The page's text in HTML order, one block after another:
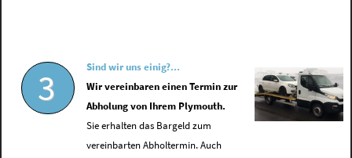
3
Sind wir uns einig?...
Wir vereinbaren einen Termin zur
Abholung von Ihrem Plymouth.
Sie erhalten das Bargeld zum
vereinbarten Abholtermin. Auch